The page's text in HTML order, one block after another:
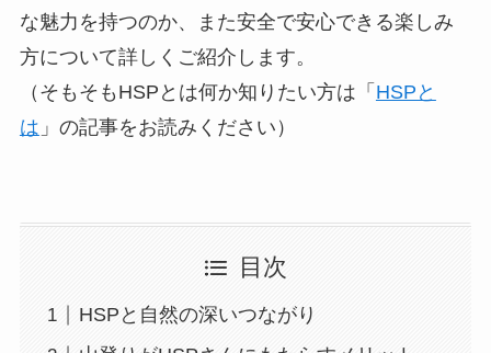
な魅力を持つのか、また安全で安心できる楽しみ
方について詳しくご紹介します。
（そもそもHSPとは何か知りたい方は「 HSPと
は 」の記事をお読みください）
目次
HSPと自然の深いつながり